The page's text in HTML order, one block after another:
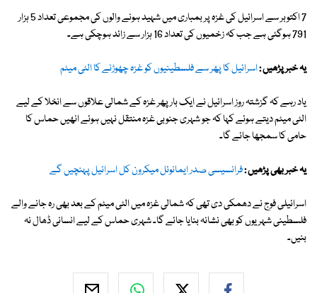
7 اکتوبر سے اسرائیل کی غزہ پر بمباری میں شہید ہونے والوں کی مجموعی تعداد 5 ہزار
791 ہوگئی ہے جب کہ زخمیوں کی تعداد 16 ہزار سے زائد ہوچکی ہے۔
یہ خبر پڑھیں :اسرائیل کا پھر سے فلسطینیوں کو غزہ چھوڑنے کا الٹی میٹم
یاد رہے کہ گزشتہ روز اسرائیل نے ایک بار پھر غزہ کے شمالی علاقوں سے انخلا کے لیے
الٹی میٹم دیتے ہوئے کہا کہ جو شہری جنوبی غزہ منتقل نہیں ہوئے انھیں حماس کا
حامی کا سمجھا جائے گا۔
یہ خبر بھی پڑھیں :فرانسیسی صدر ایمانوئل میکرون کل اسرائیل پہنچیں گے
اسرائیلی فوج نے دھمکی دی تھی کہ شمالی غزہ میں الٹی میٹم کے بعد بھی رہ جانے والے
فلسطینی شہریوں کو بھی نشانہ بنایا جائے گا۔ شہری حماس کے لیے انسانی ڈھال نہ
بنیں۔